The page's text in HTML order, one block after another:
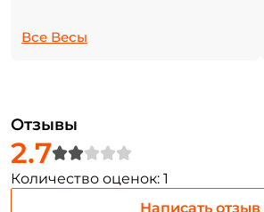
Все Весы
Отзывы
2.7
Количество оценок: 1
Написать отзыв
Создать аккаунт
Email: *